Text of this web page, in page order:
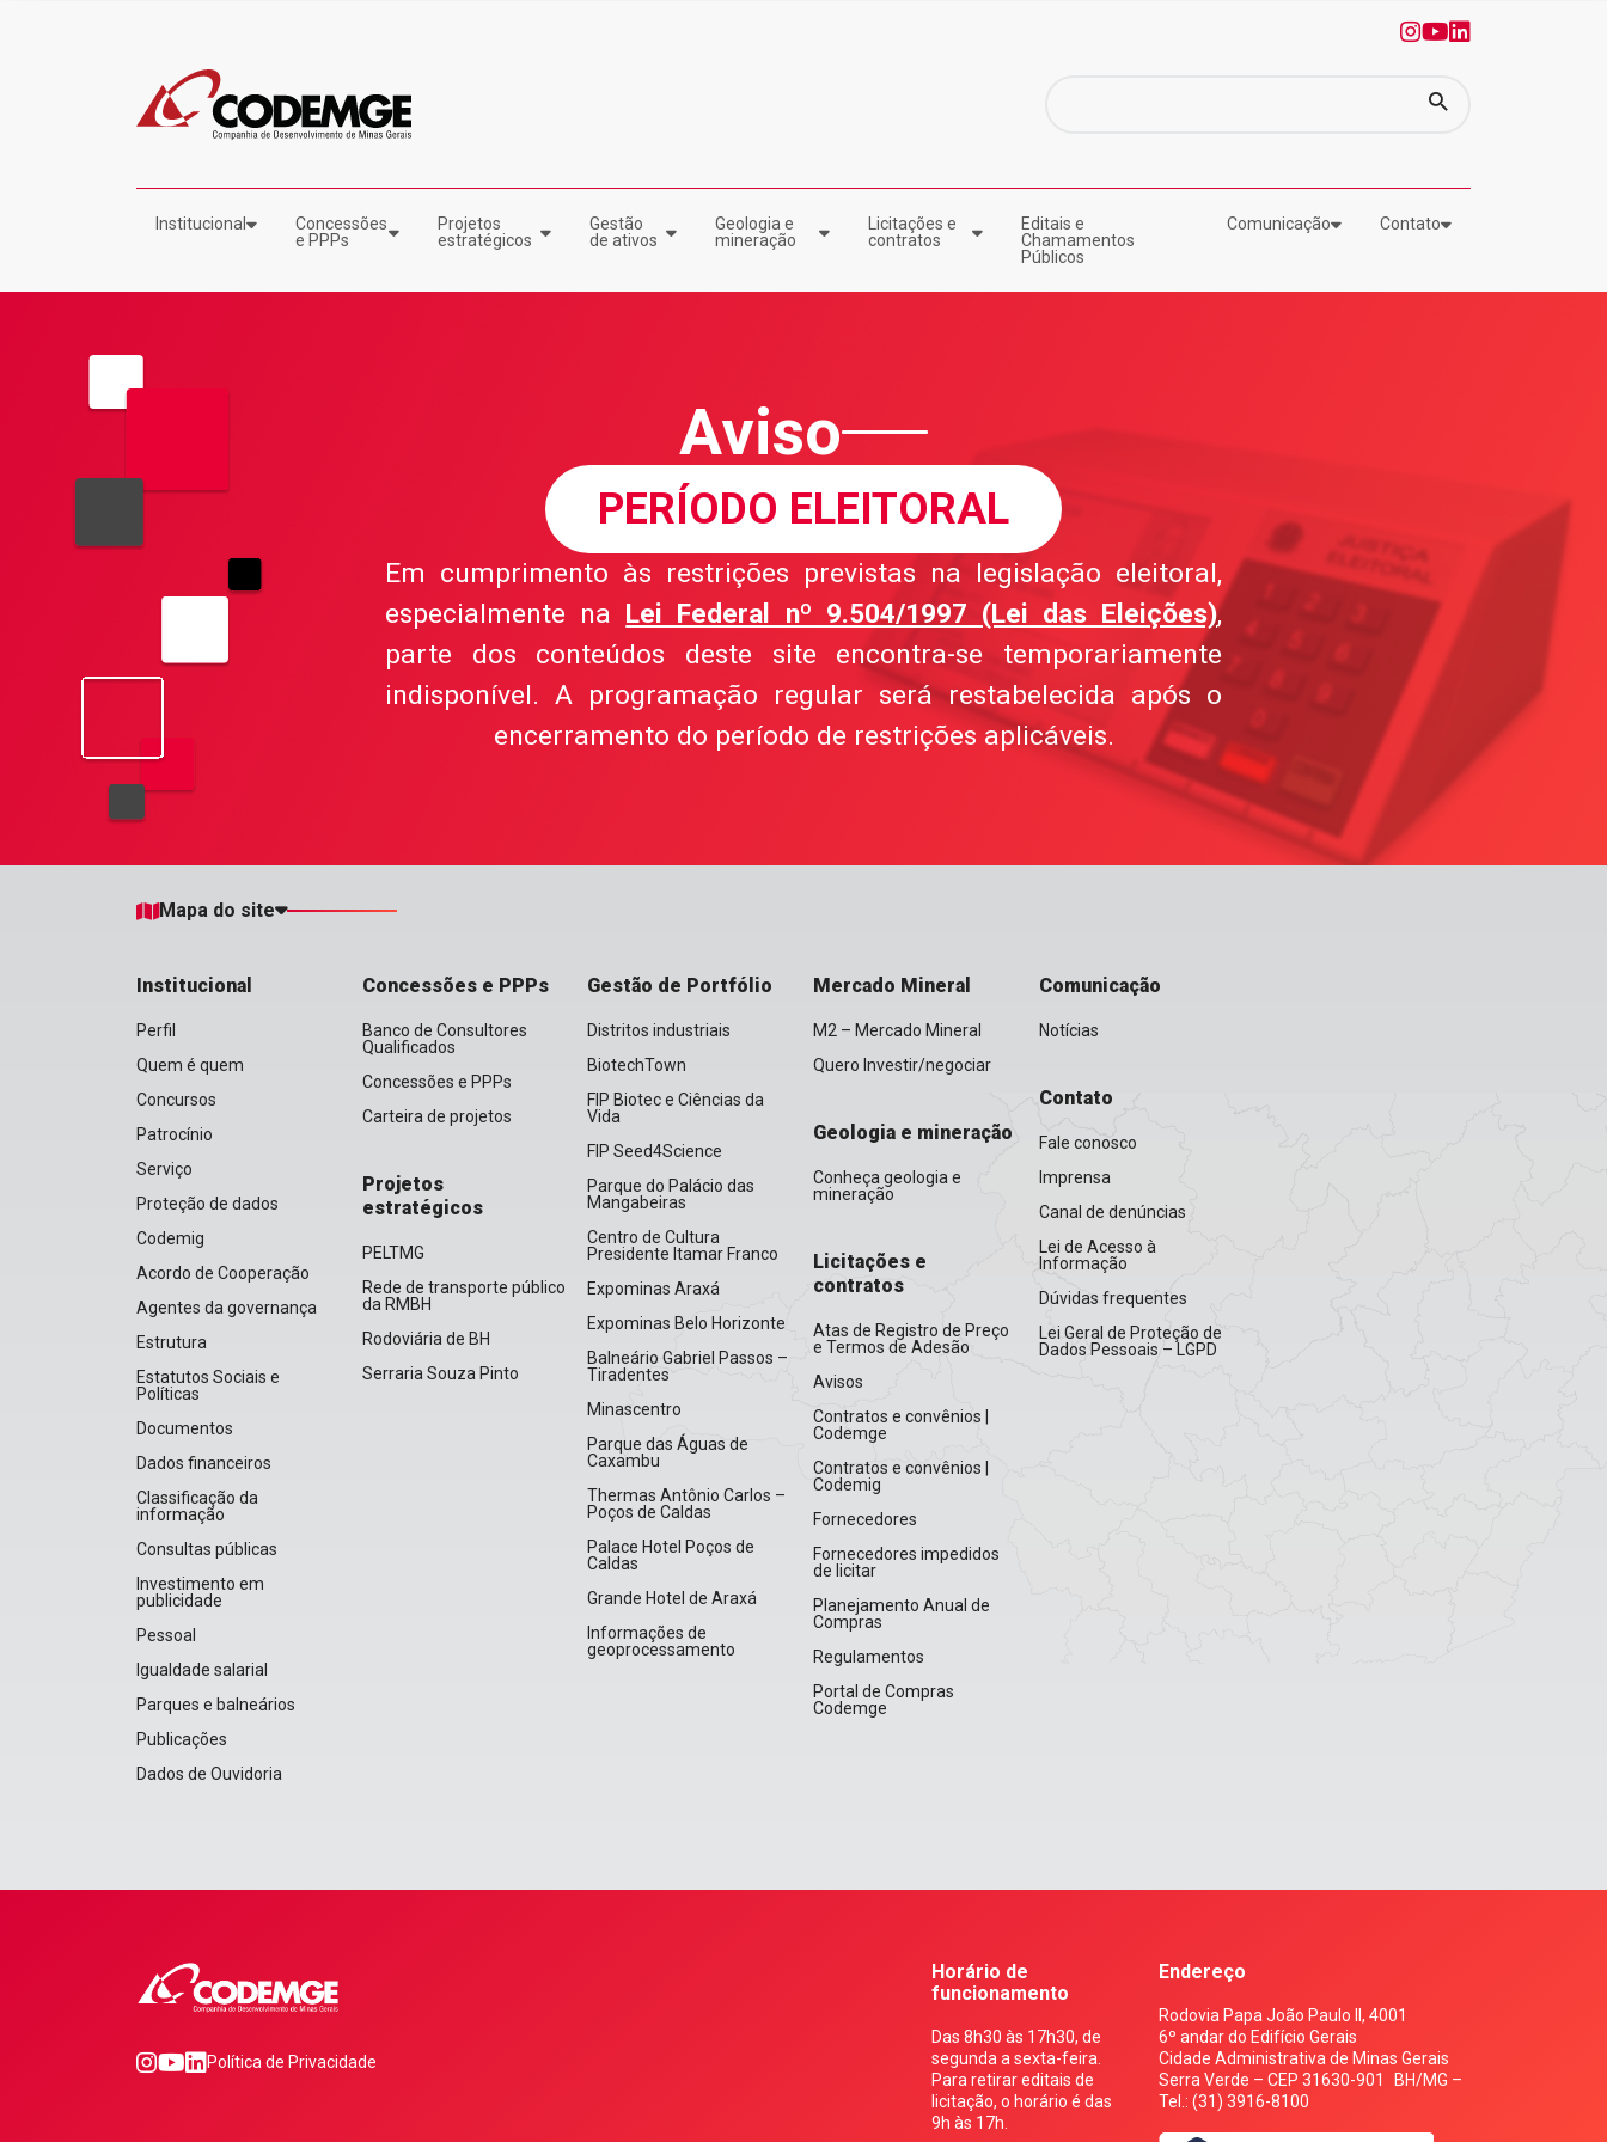
0 1 2
Institucional
Concessões
e PPPs
Projetos
estratégicos
Gestão
de ativos
Geologia e
mineração
Licitações e
contratos
Editais e
Chamamentos
Públicos
Comunicação Contato
Aviso
PERÍODO ELEITORAL
Em cumprimento às restrições previstas na legislação eleitoral,
especialmente na Lei Federal nº 9.504/1997 (Lei das Eleições),
parte dos conteúdos deste site encontra-se temporariamente
indisponível. A programação regular será restabelecida após o
encerramento do período de restrições aplicáveis.
Mapa do site
Institucional
Perfil
Quem é quem
Concursos
Patrocínio
Serviço
Proteção de dados
Codemig
Acordo de Cooperação
Agentes da governança
Estrutura
Estatutos Sociais e
Políticas
Documentos
Dados financeiros
Classificação da
informação
Consultas públicas
Investimento em
publicidade
Pessoal
Igualdade salarial
Parques e balneários
Publicações
Dados de Ouvidoria
Concessões e PPPs
Banco de Consultores
Qualificados
Concessões e PPPs
Carteira de projetos
Projetos
estratégicos
PELTMG
Rede de transporte público
da RMBH
Rodoviária de BH
Serraria Souza Pinto
Gestão de Portfólio
Distritos industriais
BiotechTown
FIP Biotec e Ciências da
Vida
FIP Seed4Science
Parque do Palácio das
Mangabeiras
Centro de Cultura
Presidente Itamar Franco
Expominas Araxá
Expominas Belo Horizonte
Balneário Gabriel Passos –
Tiradentes
Minascentro
Parque das Águas de
Caxambu
Thermas Antônio Carlos –
Poços de Caldas
Palace Hotel Poços de
Caldas
Grande Hotel de Araxá
Informações de
geoprocessamento
Mercado Mineral
M2 – Mercado Mineral
Quero Investir/negociar
Geologia e mineração
Conheça geologia e
mineração
Licitações e
contratos
Atas de Registro de Preço
e Termos de Adesão
Avisos
Contratos e convênios |
Codemge
Contratos e convênios |
Codemig
Fornecedores
Fornecedores impedidos
de licitar
Planejamento Anual de
Compras
Regulamentos
Portal de Compras
Codemge
Comunicação
Notícias
Contato
Fale conosco
Imprensa
Canal de denúncias
Lei de Acesso à
Informação
Dúvidas frequentes
Lei Geral de Proteção de
Dados Pessoais – LGPD
0 1 2
Política de Privacidade
Horário de
funcionamento
Das 8h30 às 17h30, de
segunda a sexta-feira.
Para retirar editais de
licitação, o horário é das
9h às 17h.
Endereço
Rodovia Papa João Paulo II, 4001
6º andar do Edifício Gerais
Cidade Administrativa de Minas Gerais
Serra Verde – CEP 31630-901 BH/MG –
Tel.: (31) 3916-8100